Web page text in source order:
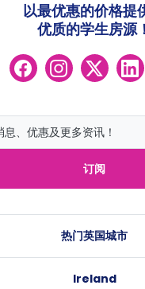
订阅
以最优惠的价格提
优质的学生房源！
热门英国城市
Ireland